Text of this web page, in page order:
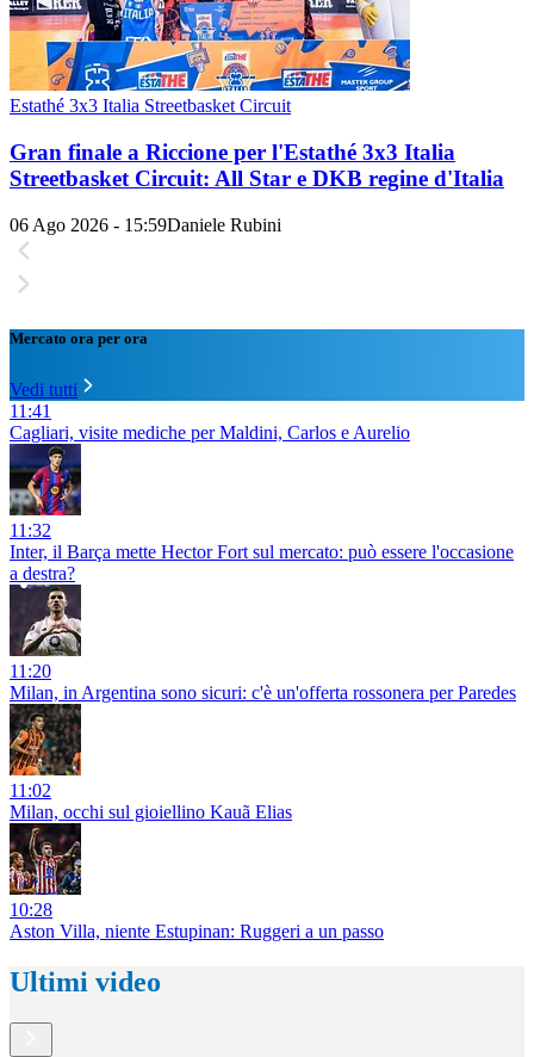
Estathé 3x3 Italia Streetbasket Circuit
Gran finale a Riccione per l'Estathé 3x3 Italia
Streetbasket Circuit: All Star e DKB regine d'Italia
06 Ago 2026 - 15:59Daniele Rubini
Mercato ora per ora
Vedi tutti
11:41
Cagliari, visite mediche per Maldini, Carlos e Aurelio
11:32
Inter, il Barça mette Hector Fort sul mercato: può essere l'occasione
a destra?
11:20
Milan, in Argentina sono sicuri: c'è un'offerta rossonera per Paredes
11:02
Milan, occhi sul gioiellino Kauã Elias
10:28
Aston Villa, niente Estupinan: Ruggeri a un passo
Ultimi video